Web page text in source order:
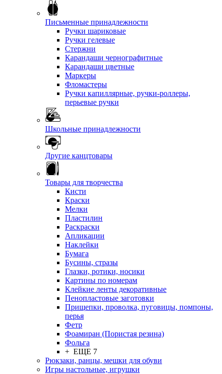
Письменные принадлежности
Ручки шариковые
Ручки гелевые
Стержни
Карандаши чернографитные
Карандаши цветные
Маркеры
Фломастеры
Ручки капиллярные, ручки-роллеры,
перьевые ручки
Школьные принадлежности
Другие канцтовары
Товары для творчества
Кисти
Краски
Мелки
Пластилин
Раскраски
Апликации
Наклейки
Бумага
Бусины, стразы
Глазки, ротики, носики
Картины по номерам
Клейкие ленты декоративные
Пенопластовые заготовки
Прищепки, проволка, пуговицы, помпоны,
перья
Фетр
Фоамиран (Пористая резина)
Фольга
+ ЕЩЕ 7
Рюкзаки, ранцы, мешки для обуви
Игры настольные, игрушки